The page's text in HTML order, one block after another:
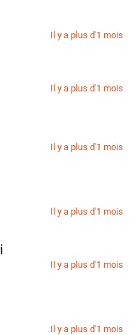
Il y a plus d'1 mois
Il y a plus d'1 mois
Il y a plus d'1 mois
Il y a plus d'1 mois
Il y a plus d'1 mois
Il y a plus d'1 mois